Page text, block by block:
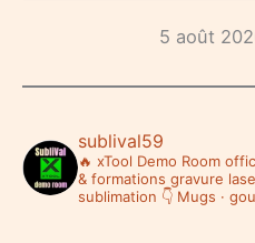
5 août
sublival59
🔥 xTool Demo Room
& formations gravure
sublimation 👇 Mugs ·